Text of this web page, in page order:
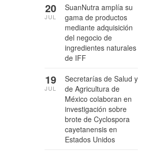
SuanNutra amplía su
gama de productos
mediante adquisición
del negocio de
ingredientes naturales
de IFF
20
JUL
Secretarías de Salud y
de Agricultura de
México colaboran en
investigación sobre
brote de Cyclospora
cayetanensis en
Estados Unidos
19
JUL